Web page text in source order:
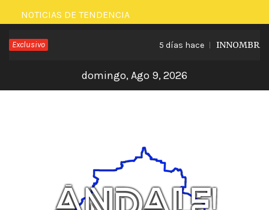
Saltar
al
contenido
NOTICIAS DE TENDENCIA
Exclusivo 5 días hace
domingo, Ago 9, 2026